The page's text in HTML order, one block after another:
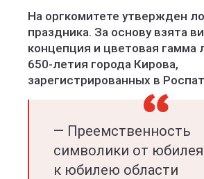
На оргкомитете утвержден
праздника. За основу взята
концепция и цветовая гамма
650-летия города Кирова,
зарегистрированных в
— Преемственность
символики от
к юбилею области